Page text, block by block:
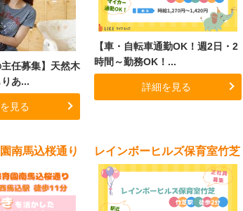
主任募集】天然木
あ...
見る
【車・自転車通勤OK！週2日・2
時間～勤務OK！...
詳細を見る
南馬込桜通り レインボーヒルズ保育室竹芝